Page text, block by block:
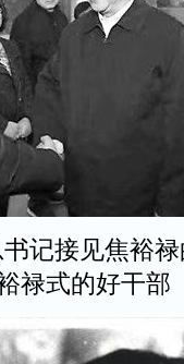
记接见焦裕
禄式的好干部